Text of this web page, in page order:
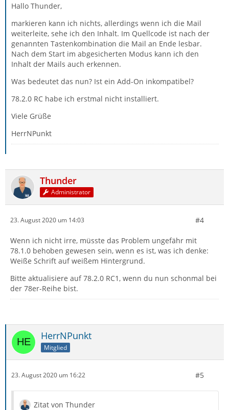
Hallo Thunder,
markieren kann ich nichts, allerdings wenn ich die Mail
weiterleite, sehe ich den Inhalt. Im Quellcode ist nach der
genannten Tastenkombination die Mail an Ende lesbar.
Nach dem Start im abgesicherten Modus kann ich den
Inhalt der Mails auch erkennen.
Was bedeutet das nun? Ist ein Add-On inkompatibel?
78.2.0 RC habe ich erstmal nicht installiert.
Viele Grüße
HerrNPunkt
Thunder
Administrator
23. August 2020 um 14:03 #4
Wenn ich nicht irre, müsste das Problem ungefähr mit
78.1.0 behoben gewesen sein, wenn es ist, was ich denke:
Weiße Schrift auf weißem Hintergrund.
Bitte aktualisiere auf 78.2.0 RC1, wenn du nun schonmal bei
der 78er-Reihe bist.
HerrNPunkt
Mitglied
23. August 2020 um 16:22 #5
Zitat von Thunder